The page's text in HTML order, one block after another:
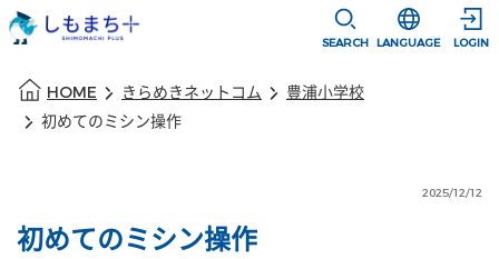
SEARCH
選択すると言
LANGUAGE LOGIN
HOME きらめきネットコム
豊浦小学校
初めてのミシン操作
2025/12/12
初めてのミシン操作